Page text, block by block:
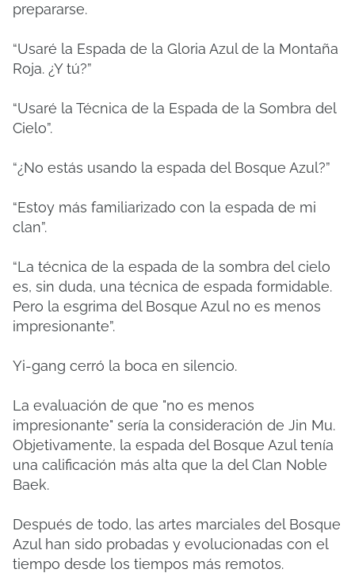
prepararse.
“Usaré la Espada de la Gloria Azul de la Montaña
Roja. ¿Y tú?”
“Usaré la Técnica de la Espada de la Sombra del
Cielo”.
“¿No estás usando la espada del Bosque Azul?”
“Estoy más familiarizado con la espada de mi
clan”.
“La técnica de la espada de la sombra del cielo
es, sin duda, una técnica de espada formidable.
Pero la esgrima del Bosque Azul no es menos
impresionante”.
Yi-gang cerró la boca en silencio.
La evaluación de que "no es menos
impresionante" sería la consideración de Jin Mu.
Objetivamente, la espada del Bosque Azul tenía
una calificación más alta que la del Clan Noble
Baek.
Después de todo, las artes marciales del Bosque
Azul han sido probadas y evolucionadas con el
tiempo desde los tiempos más remotos.